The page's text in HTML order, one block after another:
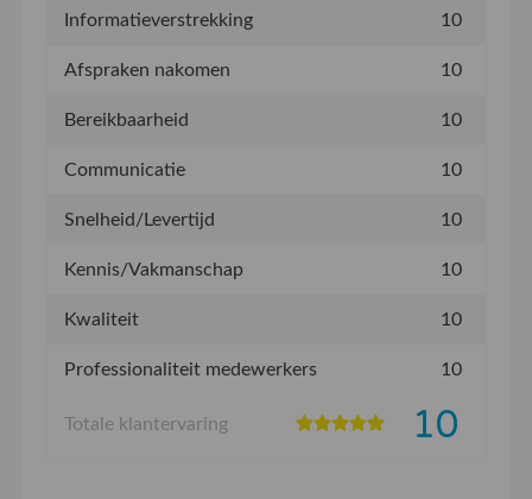
Informatieverstrekking 10
Afspraken nakomen 10
Bereikbaarheid 10
Communicatie 10
Snelheid/Levertijd 10
Kennis/Vakmanschap 10
Kwaliteit 10
Professionaliteit medewerkers 10
Totale klantervaring 10